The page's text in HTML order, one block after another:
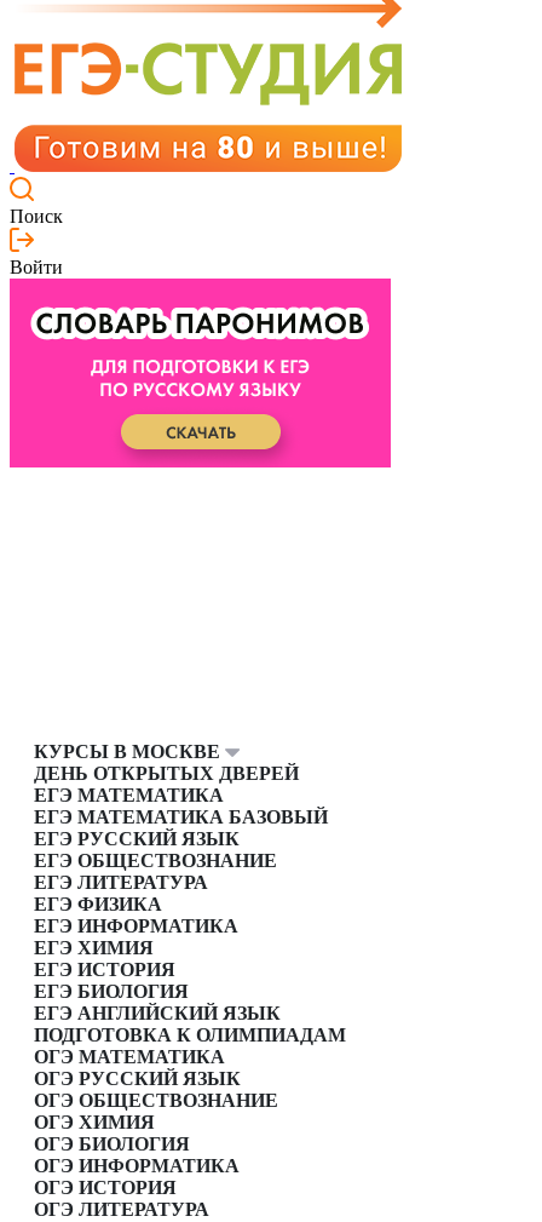
Поиск
Войти
КУРСЫ В МОСКВЕ
ДЕНЬ ОТКРЫТЫХ ДВЕРЕЙ
ЕГЭ МАТЕМАТИКА
ЕГЭ МАТЕМАТИКА БАЗОВЫЙ
ЕГЭ РУССКИЙ ЯЗЫК
ЕГЭ ОБЩЕСТВОЗНАНИЕ
ЕГЭ ЛИТЕРАТУРА
ЕГЭ ФИЗИКА
ЕГЭ ИНФОРМАТИКА
ЕГЭ ХИМИЯ
ЕГЭ ИСТОРИЯ
ЕГЭ БИОЛОГИЯ
ЕГЭ АНГЛИЙСКИЙ ЯЗЫК
ПОДГОТОВКА К ОЛИМПИАДАМ
ОГЭ МАТЕМАТИКА
ОГЭ РУССКИЙ ЯЗЫК
ОГЭ ОБЩЕСТВОЗНАНИЕ
ОГЭ ХИМИЯ
ОГЭ БИОЛОГИЯ
ОГЭ ИНФОРМАТИКА
ОГЭ ИСТОРИЯ
ОГЭ ЛИТЕРАТУРА